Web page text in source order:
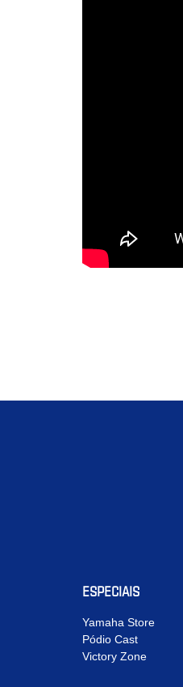
ESPECIAIS
Yamaha Store
Pódio Cast
Victory Zone